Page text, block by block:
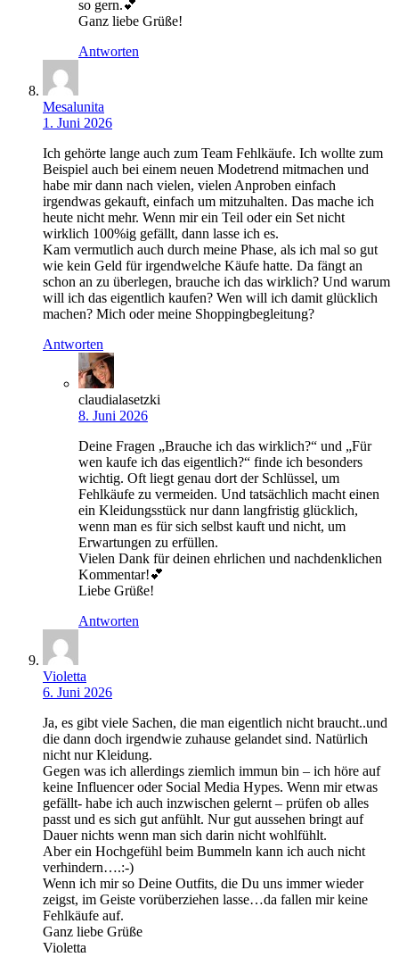
so gern.💕
Ganz liebe Grüße!
Antworten
Mesalunita
1. Juni 2026
Ich gehörte lange auch zum Team Fehlkäufe. Ich wollte zum
Beispiel auch bei einem neuen Modetrend mitmachen und
habe mir dann nach vielen, vielen Anproben einfach
irgendwas gekauft, einfach um mitzuhalten. Das mache ich
heute nicht mehr. Wenn mir ein Teil oder ein Set nicht
wirklich 100%ig gefällt, dann lasse ich es.
Kam vermutlich auch durch meine Phase, als ich mal so gut
wie kein Geld für irgendwelche Käufe hatte. Da fängt an
schon an zu überlegen, brauche ich das wirklich? Und warum
will ich das eigentlich kaufen? Wen will ich damit glücklich
machen? Mich oder meine Shoppingbegleitung?
Antworten
claudialasetzki
8. Juni 2026
Deine Fragen „Brauche ich das wirklich?“ und „Für
wen kaufe ich das eigentlich?“ finde ich besonders
wichtig. Oft liegt genau dort der Schlüssel, um
Fehlkäufe zu vermeiden. Und tatsächlich macht einen
ein Kleidungsstück nur dann langfristig glücklich,
wenn man es für sich selbst kauft und nicht, um
Erwartungen zu erfüllen.
Vielen Dank für deinen ehrlichen und nachdenklichen
Kommentar!💕
Liebe Grüße!
Antworten
Violetta
6. Juni 2026
Ja, es gibt viele Sachen, die man eigentlich nicht braucht..und
die dann doch irgendwie zuhause gelandet sind. Natürlich
nicht nur Kleidung.
Gegen was ich allerdings ziemlich immun bin – ich höre auf
keine Influencer oder Social Media Hypes. Wenn mir etwas
gefällt- habe ich auch inzwischen gelernt – prüfen ob alles
passt und es sich gut anfühlt. Nur gut aussehen bringt auf
Dauer nichts wenn man sich darin nicht wohlfühlt.
Aber ein Hochgefühl beim Bummeln kann ich auch nicht
verhindern….:-)
Wenn ich mir so Deine Outfits, die Du uns immer wieder
zeigst, im Geiste vorüberziehen lasse…da fallen mir keine
Fehlkäufe auf.
Ganz liebe Grüße
Violetta